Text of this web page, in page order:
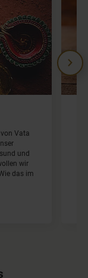
Vata
und
wir
das im